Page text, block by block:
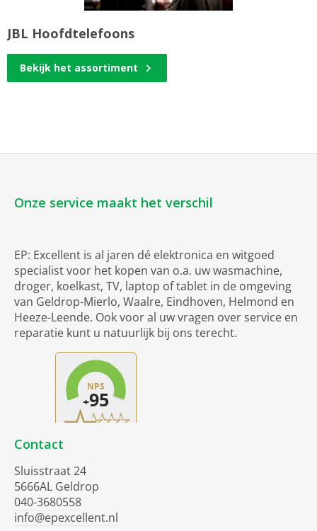
JBL Hoofdtelefoons
Bekijk het assortiment
Onze service maakt het verschil
EP: Excellent is al jaren dé elektronica en witgoed
specialist voor het kopen van o.a. uw wasmachine,
droger, koelkast, TV, laptop of tablet in de omgeving
van Geldrop-Mierlo, Waalre, Eindhoven, Helmond en
Heeze-Leende. Ook voor al uw vragen over service en
reparatie kunt u natuurlijk bij ons terecht.
Contact
Sluisstraat 24
5666AL Geldrop
040-3680558
info@epexcellent.nl